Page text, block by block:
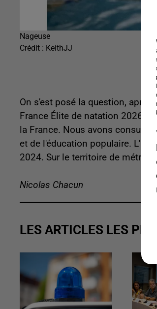
Nageuse
Crédit : KeithJJ
On s'est posé la question,
France Élite de natation 2026.
la France. Nous avons
et de l'éducation populaire.
2024. Sur le territoire de
Nicolas Chacun
LES ARTICLES LES